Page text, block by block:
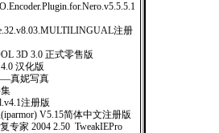
注册
3D 3.0 正式零售版
汉化版
真妮写真
注册版
V5.15简体中文注册版
专家 2004 2.50 TweakIEPro